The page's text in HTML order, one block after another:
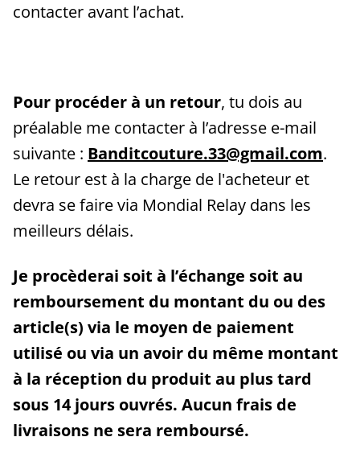
contacter avant l’achat.
Pour procéder à un retour, tu dois au
préalable me contacter à l’adresse e-mail
suivante : Banditcouture.33@gmail.com.
Le retour est à la charge de l'acheteur et
devra se faire via Mondial Relay dans les
meilleurs délais.
Je procèderai soit à l’échange soit au
remboursement du montant du ou des
article(s) via le moyen de paiement
utilisé ou via un avoir du même montant
à la réception du produit au plus tard
sous 14 jours ouvrés. Aucun frais de
livraisons ne sera remboursé.